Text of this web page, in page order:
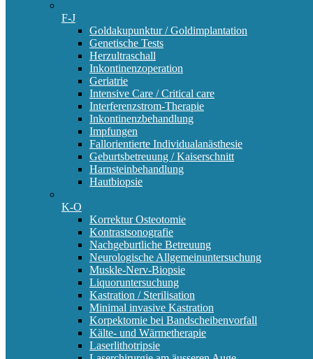
F-J
Goldakupunktur / Goldimplantation
Genetische Tests
Herzultraschall
Inkontinenzoperation
Geriatrie
Intensive Care / Critical care
Interferenzstrom-Therapie
Inkontinenzbehandlung
Impfungen
Fallorientierte Individualanästhesie
Geburtsbetreuung / Kaiserschnitt
Harnsteinbehandlung
Hautbiopsie
K-O
Korrektur Osteotomie
Kontrastsonografie
Nachgeburtliche Betreuung
Neurologische Allgemeinuntersuchung
Muskle-Nerv-Biopsie
Liquoruntersuchung
Kastration / Sterilisation
Minimal invasive Kastration
Korpektomie bei Bandscheibenvorfall
Kälte- und Wärmetherapie
Laserlithotripsie